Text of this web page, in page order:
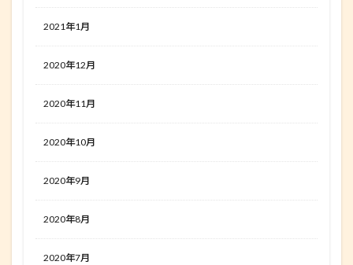
2021年1月
2020年12月
2020年11月
2020年10月
2020年9月
2020年8月
2020年7月